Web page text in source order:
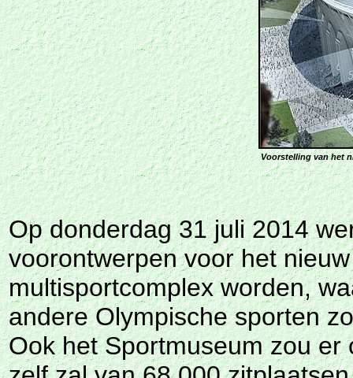
Voorstelling van het
Op donderdag 31 juli 2014
voorontwerpen voor het
multisportcomplex worden,
andere Olympische sporten
Ook het Sportmuseum zou